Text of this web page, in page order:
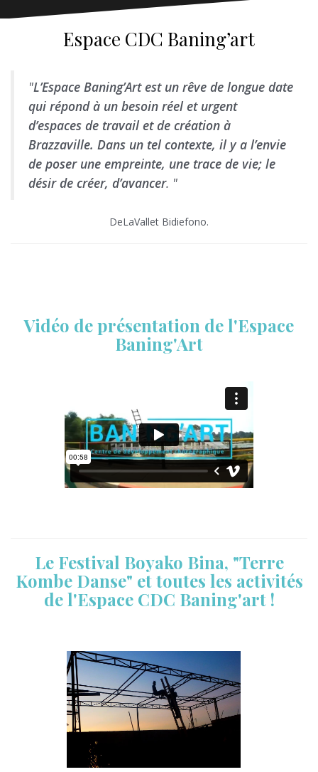
Espace CDC Baning’art
"L’Espace Baning’Art est un rêve de longue date
qui répond à un besoin réel et urgent
d’espaces de travail et de création à
Brazzaville. Dans un tel contexte, il y a l’envie
de poser une empreinte, une trace de vie; le
désir de créer, d’avancer. "
DeLaVallet Bidiefono.
Vidéo de présentation de l'Espace
Baning'Art
Le Festival Boyako Bina, "Terre
Kombe Danse" et toutes les activités
de l'Espace CDC Baning'art !